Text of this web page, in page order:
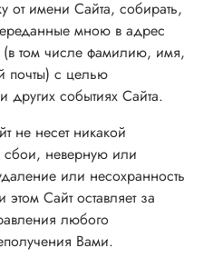
от имени Сайта, собирать,
мною в адрес
том числе фамилию, имя,
почты) с целью
других событиях Сайта.
не несет никакой
сбои, неверную или
или несохранность
Сайт оставляет за
любого
Вами.